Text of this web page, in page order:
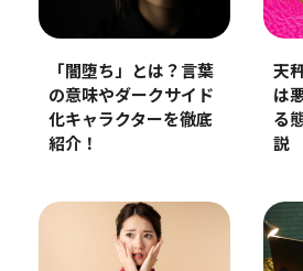
「闇堕ち」とは？言葉
の意味やダークサイド
化キャラクターを徹底
紹介！
天
は
る
説